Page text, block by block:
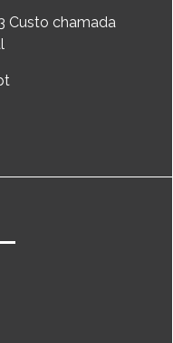
Custo chamada